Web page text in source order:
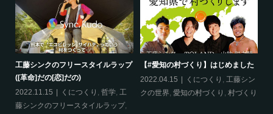
工藤シンクのフリースタイルラップ
([革命]だの[恋]だの)
2022.11.15
くにつくり , 哲学, 工
藤シンクのフリースタイルラップ,
【#愛知の村づくり】はじめました
2022.04.15
くにつくり , 工藤シン
クの世界, 愛知の村づくり , 村づくり